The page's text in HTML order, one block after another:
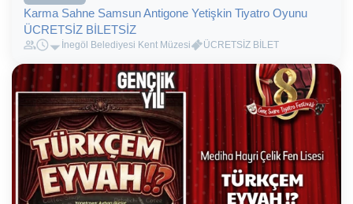
Karma Sahne Samsun Antigone Yetişkin Tiyatro Oyunu
ÜCRETSİZ BİLETSİZ
İnegöl Belediyesi Kent Müzesi ÜCRETSİZ BİLET